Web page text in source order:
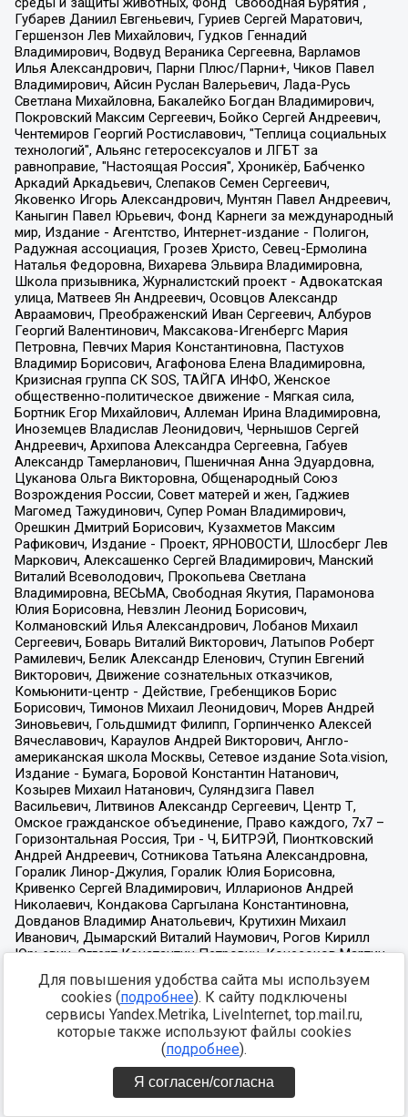
Для повышения удобства сайта мы используем
cookies (подробнее). К сайту подключены
сервисы Yandex.Metrika, LiveInternet, top.mail.ru,
которые также используют файлы cookies
(подробнее).
Я согласен/согласна